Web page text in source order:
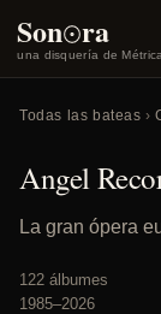
Son o
ra
una disquería de Métrica
Todas las bateas ›
Angel
La gran ópera
122 álbumes
1985–2026